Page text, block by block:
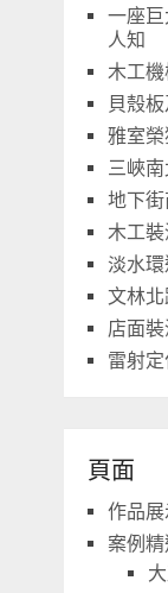
一座
人知
木工
貝殼
雅室
三峽
地下
木工
淡水
文林
店面
雷射
頁面
作品展
案例